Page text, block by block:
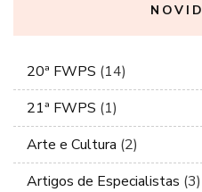
20ª FWPS (14)
21ª FWPS (1)
Arte e Cultura (2)
Artigos de Especialistas (3)